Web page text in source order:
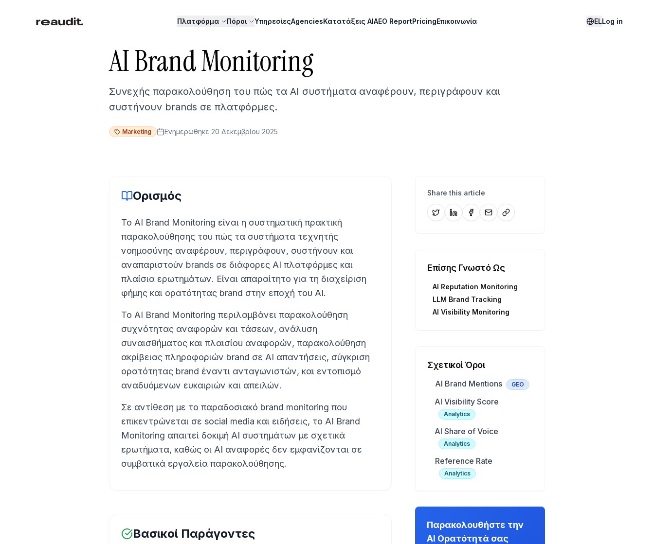
Πλατφόρμα Πόροι ΥπηρεσίεςAgenciesΚατατάξεις AIAEO ReportPricingΕπικοινωνία ELLog in
AI Brand Monitoring
Συνεχής παρακολούθηση του πώς τα AI συστήματα αναφέρουν, περιγράφουν και
συστήνουν brands σε πλατφόρμες.
Marketing Ενημερώθηκε 20 Δεκεμβρίου 2025
Ορισμός
Το AI Brand Monitoring είναι η συστηματική πρακτική
παρακολούθησης του πώς τα συστήματα τεχνητής
νοημοσύνης αναφέρουν, περιγράφουν, συστήνουν και
αναπαριστούν brands σε διάφορες AI πλατφόρμες και
πλαίσια ερωτημάτων. Είναι απαραίτητο για τη διαχείριση
φήμης και ορατότητας brand στην εποχή του AI.
Το AI Brand Monitoring περιλαμβάνει παρακολούθηση
συχνότητας αναφορών και τάσεων, ανάλυση
συναισθήματος και πλαισίου αναφορών, παρακολούθηση
ακρίβειας πληροφοριών brand σε AI απαντήσεις, σύγκριση
ορατότητας brand έναντι ανταγωνιστών, και εντοπισμό
αναδυόμενων ευκαιριών και απειλών.
Σε αντίθεση με το παραδοσιακό brand monitoring που
επικεντρώνεται σε social media και ειδήσεις, το AI Brand
Monitoring απαιτεί δοκιμή AI συστημάτων με σχετικά
ερωτήματα, καθώς οι AI αναφορές δεν εμφανίζονται σε
συμβατικά εργαλεία παρακολούθησης.
Βασικοί Παράγοντες
Share this article
Επίσης Γνωστό Ως
AI Reputation Monitoring
LLM Brand Tracking
AI Visibility Monitoring
Σχετικοί Όροι
AI Brand Mentions GEO
AI Visibility Score
Analytics
AI Share of Voice
Analytics
Reference Rate
Analytics
Παρακολουθήστε την
AI Ορατότητά σας